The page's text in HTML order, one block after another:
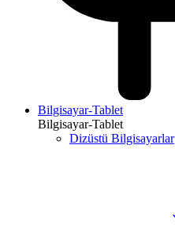
Bilgisayar-Tablet
Bilgisayar-Tablet
Dizüstü Bilgisayarlar